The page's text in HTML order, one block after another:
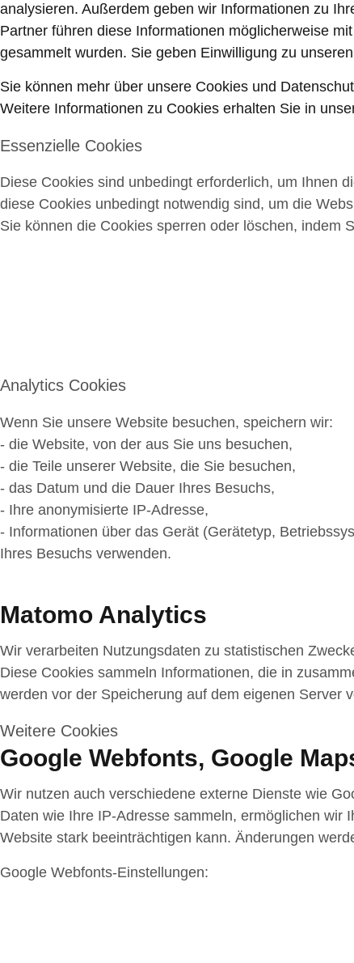
analysieren. Außerdem geben wir Informationen zu
Partner führen diese Informationen möglicherweise
gesammelt wurden. Sie geben Einwilligung zu
Sie können mehr über unsere Cookies und
Weitere Informationen zu Cookies erhalten Sie in
Essenzielle Cookies
Diese Cookies sind unbedingt erforderlich, um Ihnen
diese Cookies unbedingt notwendig sind, um die
Sie können die Cookies sperren oder löschen, indem
Analytics Cookies
Wenn Sie unsere Website besuchen, speichern wir:
- die Website, von der aus Sie uns besuchen,
- die Teile unserer Website, die Sie besuchen,
- das Datum und die Dauer Ihres Besuchs,
- Ihre anonymisierte IP-Adresse,
- Informationen über das Gerät (Gerätetyp,
Ihres Besuchs verwenden.
Matomo Analytics
Wir verarbeiten Nutzungsdaten zu statistischen
Diese Cookies sammeln Informationen, die in
werden vor der Speicherung auf dem eigenen Server
Weitere Cookies
Google Webfonts, Google
Wir nutzen auch verschiedene externe Dienste wie
Daten wie Ihre IP-Adresse sammeln, ermöglichen wir
Website stark beeinträchtigen kann. Änderungen
Google Webfonts-Einstellungen: